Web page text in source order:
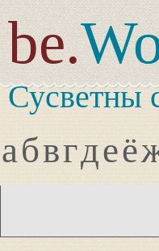
be.
Сусветны
абвгдеё